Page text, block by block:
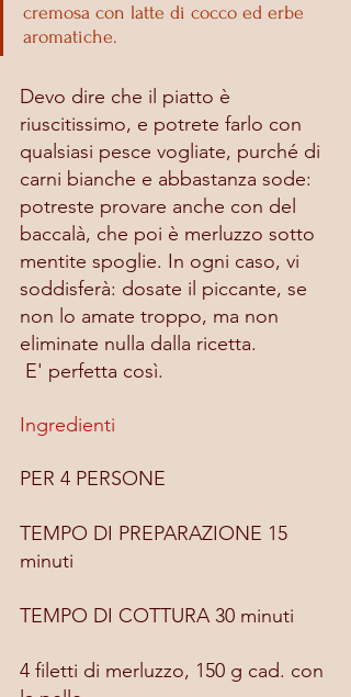
cremosa con latte di cocco ed erbe
aromatiche.
Devo dire che il piatto è
riuscitissimo, e potrete farlo con
qualsiasi pesce vogliate, purché di
carni bianche e abbastanza sode:
potreste provare anche con del
baccalà, che poi è merluzzo sotto
mentite spoglie. In ogni caso, vi
soddisferà: dosate il piccante, se
non lo amate troppo, ma non
eliminate nulla dalla ricetta.
E' perfetta così.
Ingredienti
PER 4 PERSONE
TEMPO DI PREPARAZIONE 15
minuti
TEMPO DI COTTURA 30 minuti
4 filetti di merluzzo, 150 g cad. con